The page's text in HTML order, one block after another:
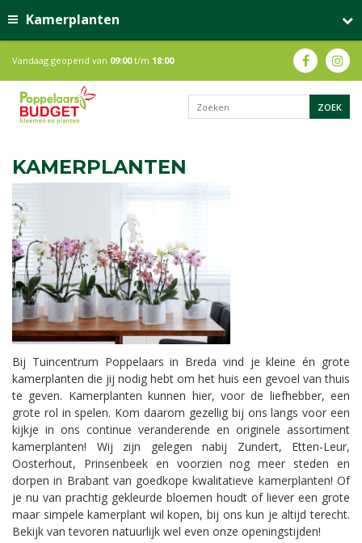
Kamerplanten
Vandaag geopend van 09:00t/m 18:00
KAMERPLANTEN
Bij Tuincentrum Poppelaars in Breda vind je kleine én grote
kamerplanten die jij nodig hebt om het huis een gevoel van thuis
te geven. Kamerplanten kunnen hier, voor de liefhebber, een
grote rol in spelen. Kom daarom gezellig bij ons langs voor een
kijkje in ons continue veranderende en originele assortiment
kamerplanten! Wij zijn gelegen nabij Zundert, Etten-Leur,
Oosterhout, Prinsenbeek en voorzien nog meer steden en
dorpen in Brabant van goedkope kwalitatieve kamerplanten! Of
je nu van prachtig gekleurde bloemen houdt of liever een grote
maar simpele kamerplant wil kopen, bij ons kun je altijd terecht.
Bekijk van tevoren natuurlijk wel even onze openingstijden!